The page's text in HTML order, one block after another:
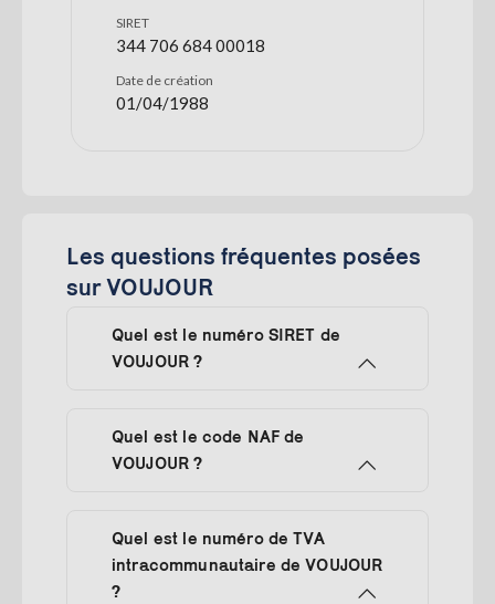
SIRET
344 706 684 00018
Date de création
01/04/1988
Les questions fréquentes posées
sur VOUJOUR
Quel est le numéro SIRET de
VOUJOUR ?
Quel est le code NAF de
VOUJOUR ?
Quel est le numéro de TVA
intracommunautaire de VOUJOUR
?